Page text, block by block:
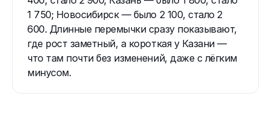
1 750; Новосибирск — было 2 100, стало 2
600. Длинные перемычки сразу показывают,
где рост заметный, а короткая у Казани —
что там почти без изменений, даже с лёгким
минусом.